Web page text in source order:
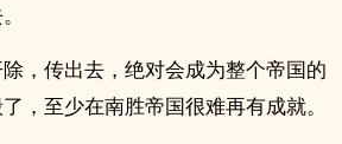
，传出去，绝对会成为整个帝国的
，至少在南胜帝国很难再有成就。